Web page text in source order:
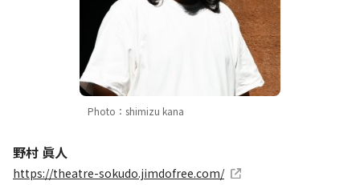
Photo：shimizu kana
野村 眞人
https://theatre-sokudo.jimdofree.com/